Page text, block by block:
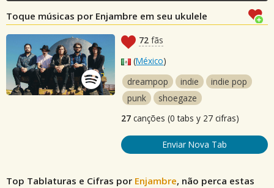
Toque músicas por Enjambre em seu ukulele
72 fãs
(México)
dreampop
indie
indie pop
punk
shoegaze
27 canções (0 tabs y 27 cifras)
Enviar Nova Tab
Top Tablaturas e Cifras por Enjambre, não perca estas